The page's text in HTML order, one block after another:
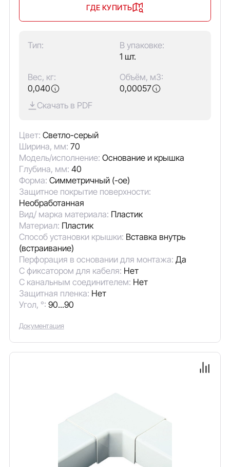
ГДЕ КУПИТЬ
Тип:
В упаковке:
1 шт.
Вес, кг:
0,040
Объём, м3:
0,00057
Скачать в PDF
Цвет: Светло-серый
Ширина, мм: 70
Модель/исполнение: Основание и крышка
Глубина, мм: 40
Форма: Симметричный (-ое)
Защитное покрытие поверхности:
Необработанная
Вид/ марка материала: Пластик
Материал: Пластик
Способ установки крышки: Вставка внутрь
(встраивание)
Перфорация в основании для монтажа: Да
С фиксатором для кабеля: Нет
С канальным соединителем: Нет
Защитная пленка: Нет
Угол, °: 90...90
Документация